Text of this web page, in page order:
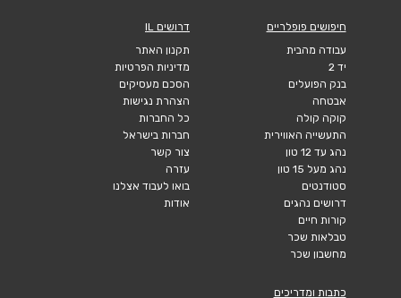
חיפושים פופלריים
עבודה מהבית
יד 2
בנק הפועלים
אבטחה
קוקה קולה
התעשייה האווירית
נהג עד 12 טון
נהג מעל 15 טון
סטודנטים
דרושים נהגים
קורות חיים
טבלאות שכר
מחשבון שכר
דרושים IL
תקנון האתר
מדיניות הפרטיות
הסכם מעסיקים
הצהרת נגישות
כל החברות
חברות בישראל
צור קשר
עזרה
בואו לעבוד אצלנו
אודות
כתבות ומדריכים